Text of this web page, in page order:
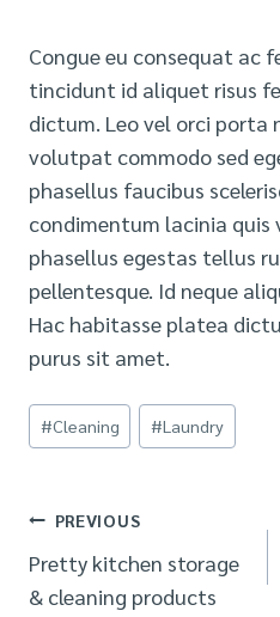
Congue eu consequat ac
tincidunt id aliquet risus
dictum. Leo vel orci porta
volutpat commodo sed
phasellus faucibus
condimentum lacinia quis
phasellus egestas tellus
pellentesque. Id neque
Hac habitasse platea
purus sit amet.
Post
Tags:
#Cleaning #Laundry
Post
navigation
PREVIOUS
Pretty kitchen storage
& cleaning products